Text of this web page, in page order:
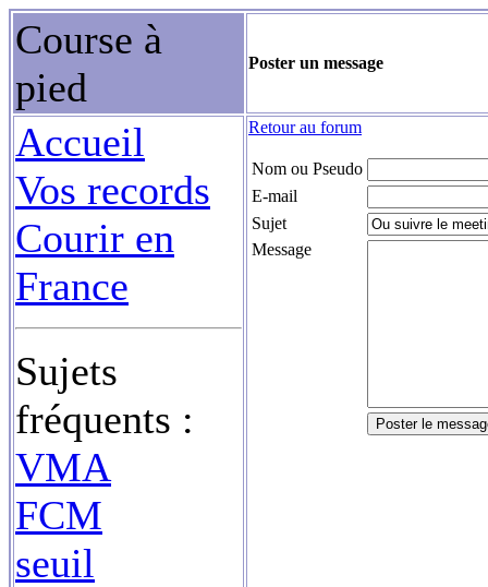
Course à
pied
Poster un message
Accueil
Vos records
Courir en
France
Sujets
fréquents :
VMA
FCM
seuil
Retour au forum
Nom ou Pseudo
E-mail
Sujet
Message